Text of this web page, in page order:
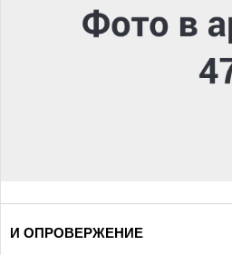
И ОПРОВЕРЖЕНИЕ